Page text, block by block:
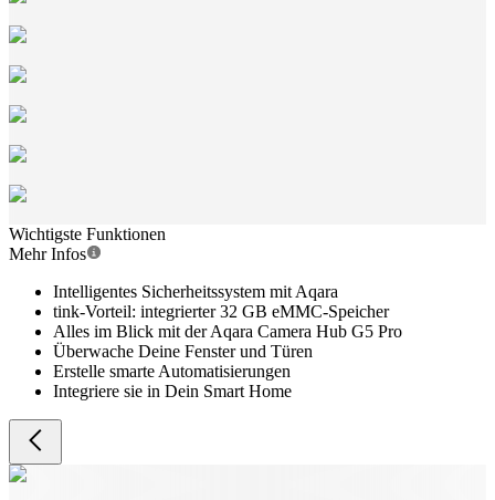
Wichtigste Funktionen
Mehr Infos
Intelligentes Sicherheitssystem mit Aqara
tink-Vorteil: integrierter 32 GB eMMC-Speicher
Alles im Blick mit der Aqara Camera Hub G5 Pro
Überwache Deine Fenster und Türen
Erstelle smarte Automatisierungen
Integriere sie in Dein Smart Home